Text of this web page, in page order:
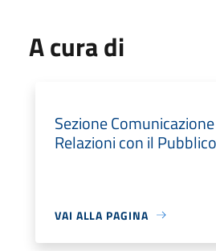
A cura di
Sezione
Relazioni con il
VAI ALLA PAGINA